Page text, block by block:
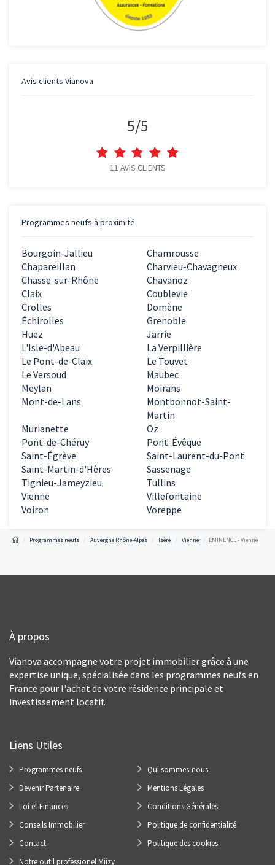
Avis clients Vianova
5/5
11 AVIS CLIENTS
Programmes neufs à proximité
Bourgoin-Jallieu
Chamrousse
Chapareillan
Charvieu-Chavagneux
Chasse-sur-Rhône
Chavanoz
Claix
Coublevie
Crolles
Domène
Échirolles
Grenoble
Huez
Jarrie
L'Isle-d'Abeau
La Verpillière
Le Pont-de-Claix
Le Touvet
Le Versoud
Maubec
Meylan
Moirans
Mont-de-Lans
Montbonnot-Saint-
Martin
Murianette
Oz
Pont-de-Chéruy
Pont-Évêque
Saint-Égrève
Saint-Laurent-du-Pont
Saint-Martin-d'Hères
Sassenage
Tignieu-Jameyzieu
Tullins
Vienne
Villefontaine
Voiron
Voreppe
Programmes neufs Auvergne Rhône-Alpes Isère Vienne EMINENCE - Vienne
À propos
Vianova accompagne votre projet immobilier grâce à une
expertise unique, spécialisée dans les programmes neufs en
France pour l'achat de votre résidence principale et
investissement locatif.
Liens Utiles
Programmes neufs
Devenir Partenaire
Loi et Finances
Conseils Immobilier
Contact
Notre outil professionel Miizy
Qui sommes-nous
Mentions Légales
Conditions Générales
Politique de confidentialité
Politique des cookies